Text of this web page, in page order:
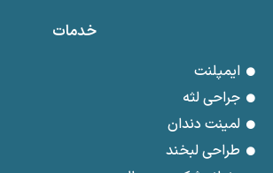
خدمات
ایمپلنت
جراحی لثه
لمینت دندان
طراحی لبخند